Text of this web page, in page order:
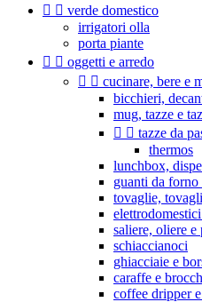
  verde domestico
irrigatori olla
porta piante
  oggetti e arredo
  cucinare, bere e
bicchieri,
mug, tazze e
  tazze da
thermos
lunchbox,
guanti da
tovaglie,
saliere, oliere
schiaccianoci
ghiacciaie e
caraffe e
coffee dripper